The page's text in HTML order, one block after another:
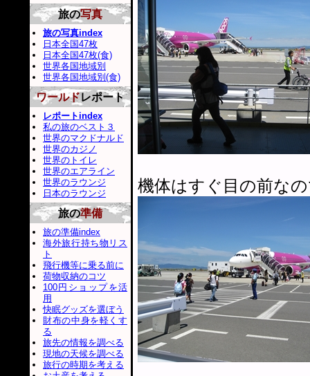
機体はすぐ目の前な
旅の写真
旅の写真index
日本全国47枚
日本全国47枚(食)
世界各国地域別
世界各国地域別(食)
ワールドレポート
レポートindex
私の旅のベスト３
世界のマクドナルド
世界のカジノ
世界のトイレ
世界のエアライン
世界のラウンジ
日本のラウンジ
旅の準備
旅の準備index
海外旅行持ち物リス
ト
飛行機等に乗る前に
荷物収納のコツ
100円ショップを活
用
快眠グッズを選ぼう
財布の中身を軽くす
る
旅先の情報を調べる
現地の天候を調べる
旅行の時期を考える